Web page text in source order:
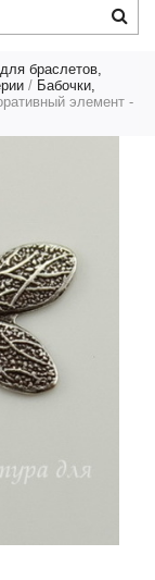
браслетов,
/ Бабочки,
элемент -